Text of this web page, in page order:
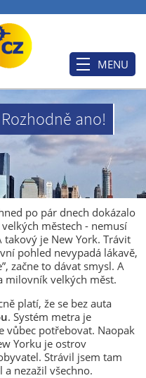
ano!
po pár dnech dokázalo
městech - nemusí
je New York. Trávit
pohled nevypadá lákavě,
začne to dávat smysl. A
milovník velkých měst.
platí, že se bez auta
. Systém metra je
vůbec potřebovat. Naopak
Yorku je ostrov
Strávil jsem tam
nezažil všechno.
MENU